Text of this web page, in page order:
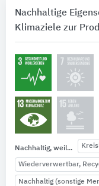
Nachhaltige
Klimaziele zur
Nachhaltig, weil...
Wiederverwertbar,
Nachhaltig (sonstige